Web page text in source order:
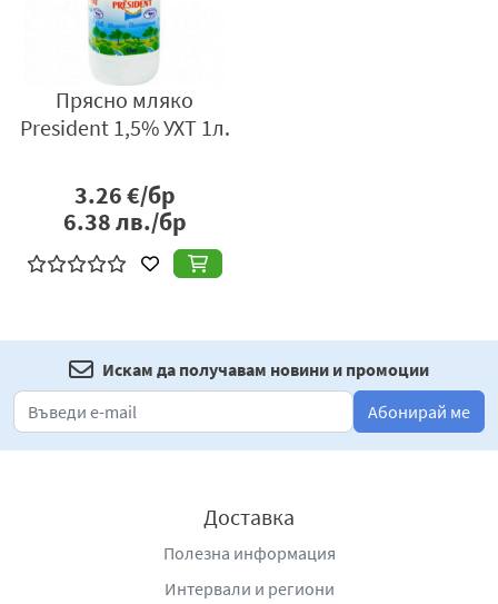
Прясно мляко
President 1,5% УХТ 1л.
3.26€/бр
6.38лв./бр
Искам да получавам новини и промоции
Абонирай ме
Доставка
Полезна информация
Интервали и региони